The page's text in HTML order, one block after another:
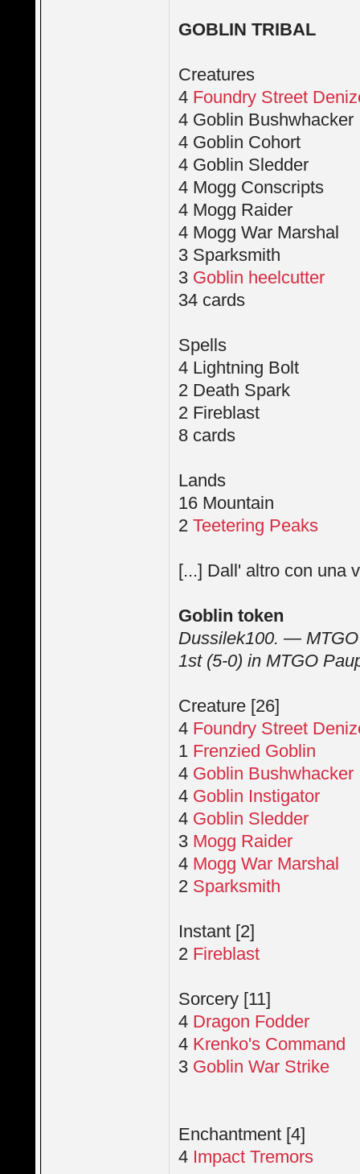
GOBLIN TRIBAL
Creatures
4 Foundry Street
4 Goblin Bushwhacker
4 Goblin Cohort
4 Goblin Sledder
4 Mogg Conscripts
4 Mogg Raider
4 Mogg War Marshal
3 Sparksmith
3 Goblin heelcutter
34 cards
Spells
4 Lightning Bolt
2 Death Spark
2 Fireblast
8 cards
Lands
16 Mountain
2Teetering Peaks
[...] Dall' altro con una
Goblin token
Dussilek100. —
1st (5-0) in MTGO
Creature [26]
4 Foundry Street
1 Frenzied Goblin
4 Goblin Bushwhacker
4 Goblin Instigator
4 Goblin Sledder
3 Mogg Raider
4 Mogg War Marshal
2 Sparksmith
Instant [2]
2 Fireblast
Sorcery [11]
4 Dragon Fodder
4 Krenko's Command
3 Goblin War Strike
Enchantment [4]
4 Impact Tremors